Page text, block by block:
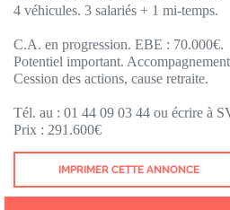
4 véhicules. 3 salariés + 1 mi-temps.
C.A. en progression. EBE : 70.000€.
Potentiel important. Accompagnement
Cession des actions, cause retraite.
Tél. au : 01 44 09 03 44 ou écrire à
Prix : 291.600€
IMPRIMER CETTE ANNONCE